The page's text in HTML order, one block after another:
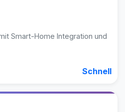
Smart-Home Integration und
Schnell